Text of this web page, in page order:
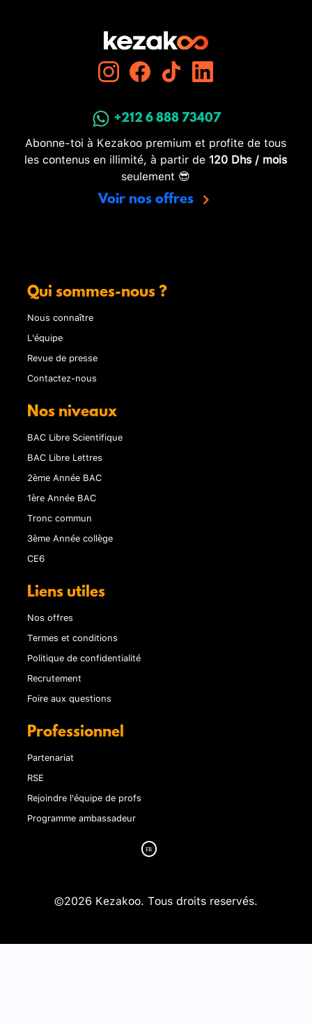
+212 6 888 73407
Abonne-toi à Kezakoo premium et profite de tous
les contenus en illimité, à partir de 120 Dhs / mois
seulement 😎
Voir nos offres
Qui sommes-nous ?
Nous connaître
L'équipe
Revue de presse
Contactez-nous
Nos niveaux
BAC Libre Scientifique
BAC Libre Lettres
2ème Année BAC
1ère Année BAC
Tronc commun
3ème Année collège
CE6
Liens utiles
Nos offres
Termes et conditions
Politique de confidentialité
Recrutement
Foire aux questions
Professionnel
Partenariat
RSE
Rejoindre l'équipe de profs
Programme ambassadeur
©2026 Kezakoo. Tous droits reservés.